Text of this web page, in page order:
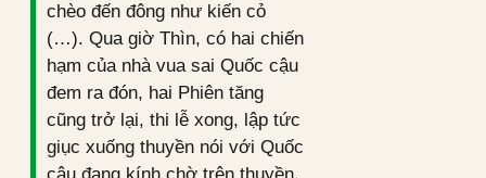
chèo đến đông như kiến cỏ
(…). Qua giờ Thìn, có hai chiến
hạm của nhà vua sai Quốc cậu
đem ra đón, hai Phiên tăng
cũng trở lại, thi lễ xong, lập tức
giục xuống thuyền nói với Quốc